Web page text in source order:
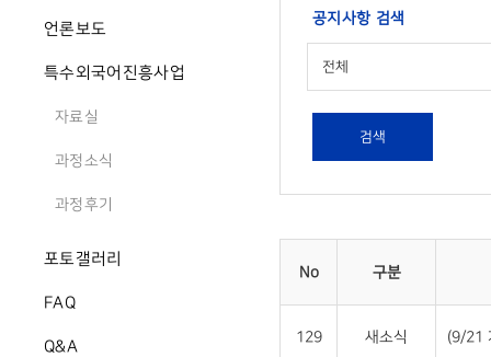
언론보도
특수외국어진흥사업
자료실
과정소식
과정후기
포토갤러리
FAQ
Q&A
공지사항 검색
전체
검색
No 구분
129 새소식 (9/21